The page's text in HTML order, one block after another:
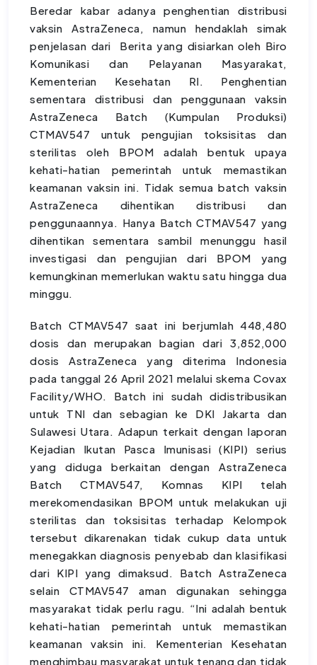
Beredar kabar adanya penghentian distribusi
vaksin AstraZeneca, namun hendaklah simak
penjelasan dari Berita yang disiarkan oleh Biro
Komunikasi dan Pelayanan Masyarakat,
Kementerian Kesehatan RI. Penghentian
sementara distribusi dan penggunaan vaksin
AstraZeneca Batch (Kumpulan Produksi)
CTMAV547 untuk pengujian toksisitas dan
sterilitas oleh BPOM adalah bentuk upaya
kehati-hatian pemerintah untuk memastikan
keamanan vaksin ini. Tidak semua batch vaksin
AstraZeneca dihentikan distribusi dan
penggunaannya. Hanya Batch CTMAV547 yang
dihentikan sementara sambil menunggu hasil
investigasi dan pengujian dari BPOM yang
kemungkinan memerlukan waktu satu hingga dua
minggu.
Batch CTMAV547 saat ini berjumlah 448,480
dosis dan merupakan bagian dari 3,852,000
dosis AstraZeneca yang diterima Indonesia
pada tanggal 26 April 2021 melalui skema Covax
Facility/WHO. Batch ini sudah didistribusikan
untuk TNI dan sebagian ke DKI Jakarta dan
Sulawesi Utara. Adapun terkait dengan laporan
Kejadian Ikutan Pasca Imunisasi (KIPI) serius
yang diduga berkaitan dengan AstraZeneca
Batch CTMAV547, Komnas KIPI telah
merekomendasikan BPOM untuk melakukan uji
sterilitas dan toksisitas terhadap Kelompok
tersebut dikarenakan tidak cukup data untuk
menegakkan diagnosis penyebab dan klasifikasi
dari KIPI yang dimaksud. Batch AstraZeneca
selain CTMAV547 aman digunakan sehingga
masyarakat tidak perlu ragu. “Ini adalah bentuk
kehati-hatian pemerintah untuk memastikan
keamanan vaksin ini. Kementerian Kesehatan
menghimbau masyarakat untuk tenang dan tidak